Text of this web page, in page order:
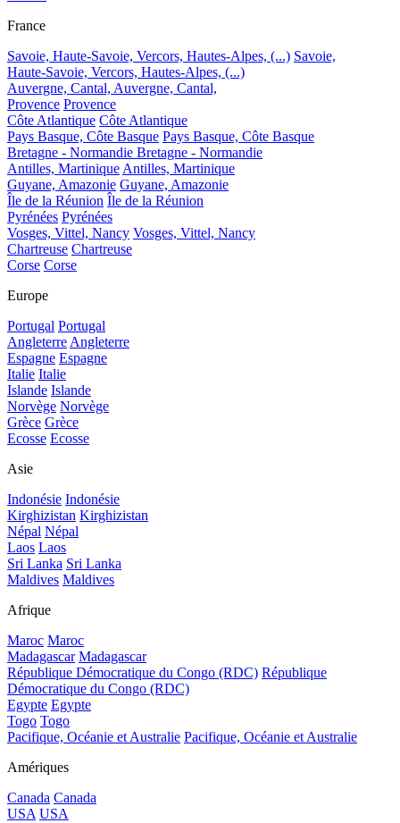
France
Savoie, Haute-Savoie, Vercors, Hautes-Alpes, (...) Savoie,
Haute-Savoie, Vercors, Hautes-Alpes, (...)
Auvergne, Cantal, Auvergne, Cantal,
Provence Provence
Côte Atlantique Côte Atlantique
Pays Basque, Côte Basque Pays Basque, Côte Basque
Bretagne - Normandie Bretagne - Normandie
Antilles, Martinique Antilles, Martinique
Guyane, Amazonie Guyane, Amazonie
Île de la Réunion Île de la Réunion
Pyrénées Pyrénées
Vosges, Vittel, Nancy Vosges, Vittel, Nancy
Chartreuse Chartreuse
Corse Corse
Europe
Portugal Portugal
Angleterre Angleterre
Espagne Espagne
Italie Italie
Islande Islande
Norvège Norvège
Grèce Grèce
Ecosse Ecosse
Asie
Indonésie Indonésie
Kirghizistan Kirghizistan
Népal Népal
Laos Laos
Sri Lanka Sri Lanka
Maldives Maldives
Afrique
Maroc Maroc
Madagascar Madagascar
République Démocratique du Congo (RDC) République
Démocratique du Congo (RDC)
Egypte Egypte
Togo Togo
Pacifique, Océanie et Australie Pacifique, Océanie et Australie
Amériques
Canada Canada
USA USA